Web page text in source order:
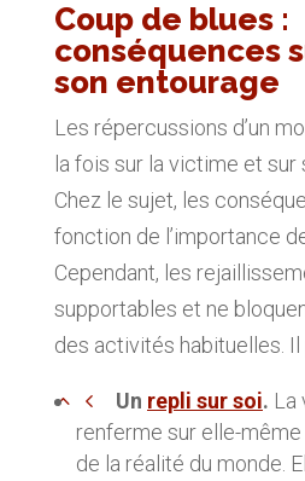
Coup de blues :
conséquences
son entourage
Les répercussions d’un
la fois sur la victime et sur
Chez le sujet, les
fonction de l’importance
Cependant, les
supportables et ne
des activités habituelles. Il
Un repli sur soi. La
renferme sur elle-
de la réalité du monde.